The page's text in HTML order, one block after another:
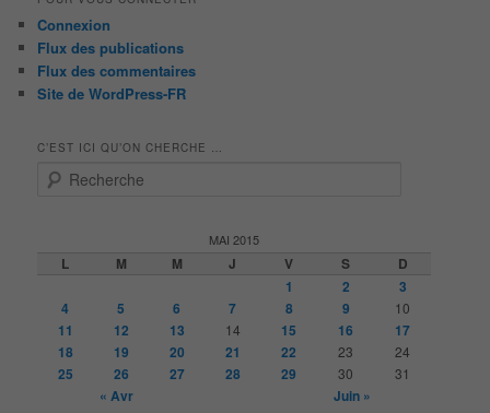
Connexion
Flux des publications
Flux des commentaires
Site de WordPress-FR
C’EST ICI QU’ON CHERCHE …
MAI 2015
L M M J V S
D
1
2
3
4
5 6 7 8 9 10
11 12 13 14 15 16
17
18
19 20 21 22 23 24
25 26 27 28 29 30 31
« Avr Juin »